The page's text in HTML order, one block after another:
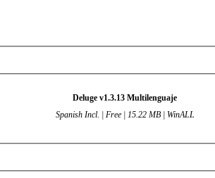
Deluge v1.3.13 Multilenguaje
Spanish Incl. | Free | 15.22 MB | WinALL